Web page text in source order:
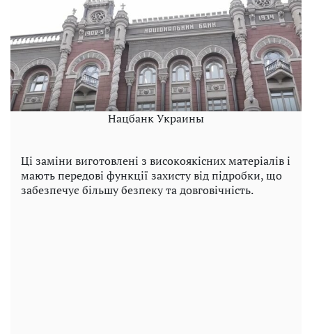
Нацбанк Украины
Ці заміни виготовлені з високоякісних матеріалів і
мають передові функції захисту від підробки, що
забезпечує більшу безпеку та довговічність.